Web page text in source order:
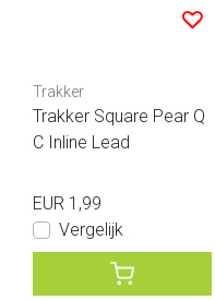
Trakker
Trakker Square Pear Q
C Inline Lead
EUR 1,99
Vergelijk